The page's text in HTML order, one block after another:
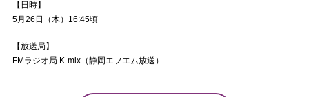
【日時】
5月26日（木）16:45頃
【放送局】
FMラジオ局 K-mix（静岡エフエム放送）